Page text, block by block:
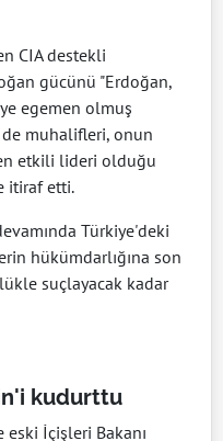
CIA destekli
gücünü "Erdoğan,
egemen olmuş
muhalifleri, onun
etkili lideri olduğu
itiraf etti.
Türkiye'deki
hükümdarlığına son
suçlayacak kadar
kudurttu
eski İçişleri Bakanı